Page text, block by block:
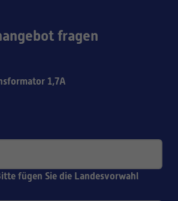
fragen
1,7A
fügen Sie die Landesvorwahl